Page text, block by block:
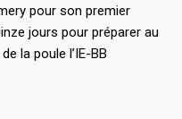
pour son premier
jours pour préparer au
la poule l’IE-BB